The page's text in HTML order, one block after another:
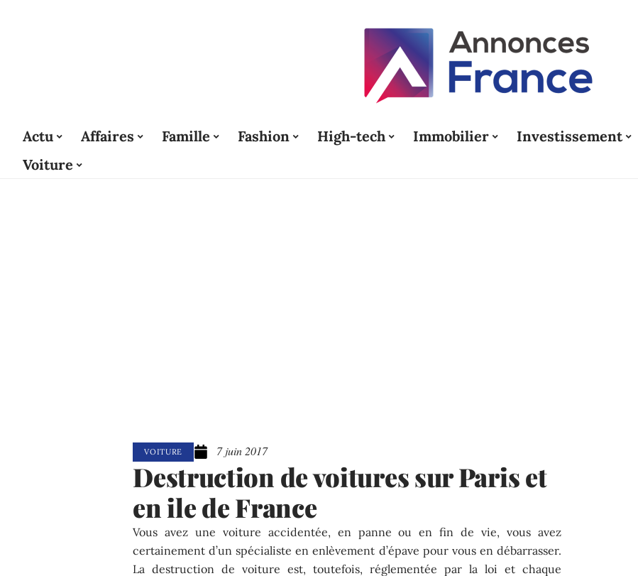
Actu Affaires Famille Fashion High-tech Immobilier Investissement
Voiture
VOITURE 7 juin 2017
Destruction de voitures sur Paris et
en ile de France
Vous avez une voiture accidentée, en panne ou en fin de vie, vous avez
certainement d’un spécialiste en enlèvement d’épave pour vous en débarrasser.
La destruction de voiture est, toutefois, réglementée par la loi et chaque